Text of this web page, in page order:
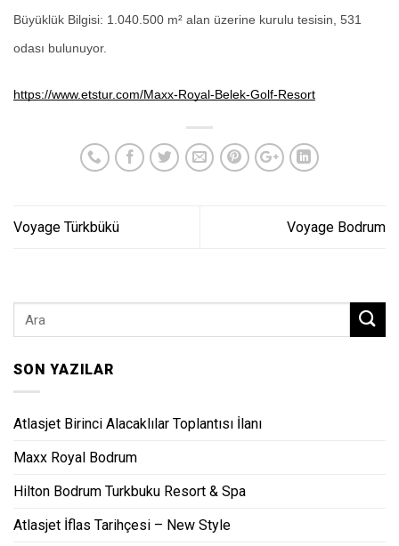
Büyüklük Bilgisi: 1.040.500 m² alan üzerine kurulu tesisin, 531
odası bulunuyor.
https://www.etstur.com/Maxx-Royal-Belek-Golf-Resort
Voyage Türkbükü Voyage Bodrum
SON YAZILAR
Atlasjet Birinci Alacaklılar Toplantısı İlanı
Maxx Royal Bodrum
Hilton Bodrum Turkbuku Resort & Spa
Atlasjet İflas Tarihçesi – New Style